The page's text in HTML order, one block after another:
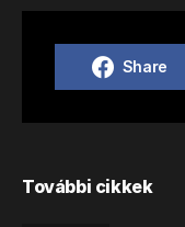
Share
További cikkek